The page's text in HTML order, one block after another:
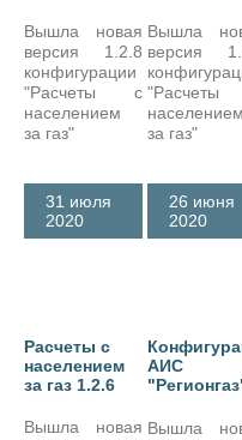
Вышла новая
версия 1.2.8
конфигурации
"Расчеты с
населением
за газ"
Вышла
версия
населением
за газ"
Расчеты с
населением
за газ 1.2.6
Вышла новая
31 июля
2020
АИС
Вышла
26 июня
2020